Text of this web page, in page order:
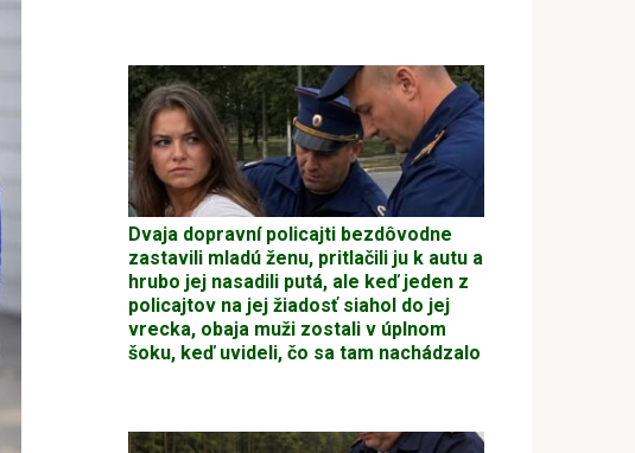
Dvaja dopravní policajti bezdôvodne
zastavili mladú ženu, pritlačili ju k autu a
hrubo jej nasadili putá, ale keď jeden z
policajtov na jej žiadosť siahol do jej
vrecka, obaja muži zostali v úplnom
šoku, keď uvideli, čo sa tam nachádzalo